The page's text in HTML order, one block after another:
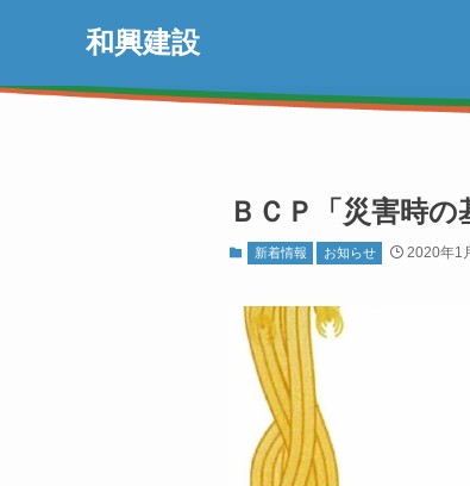
和興建設
ＢＣＰ「災害時
新着情報 お知らせ 2020年1